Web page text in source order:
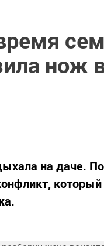
нож
на даче.